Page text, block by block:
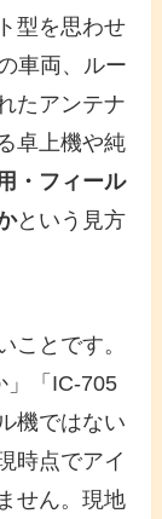
型を思わせ
車両、ルー
たアンテナ
卓上機や純
・フィール
という見方
ことです。
」「IC-705
機ではない
時点でアイ
せん。現地